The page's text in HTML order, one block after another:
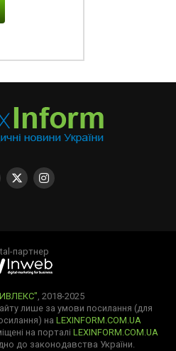
партнер
, 2018-2025
лише за умови посилання (для
на LEXINFORM.COM.UA
на порталі LEXINFORM.COM.UA
до законодавства України.